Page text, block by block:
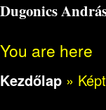
Dugonics
You are here
Kezdőlap »